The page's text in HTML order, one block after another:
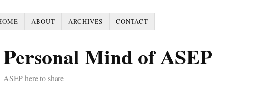
ABOUT ARCHIVES CONTACT
Personal Mind of ASEP
ASEP here to share